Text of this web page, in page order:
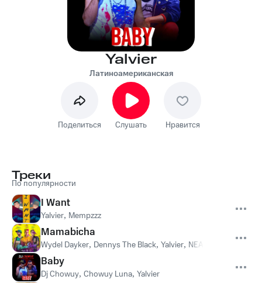
Yalvier
Латиноамериканская
Поделиться Слушать Нравится
Треки
По популярности
I Want
Yalvier, Mempzzz
Mamabicha
Wydel Dayker, Dennys The Black, Yalvier, NEAL
Baby
Dj Chowuy, Chowuy Luna, Yalvier